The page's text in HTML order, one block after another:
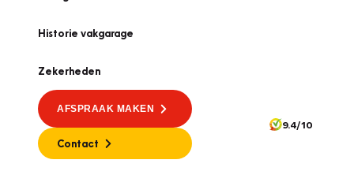
Historie vakgarage
Zekerheden
AFSPRAAK MAKEN
Contact
9.4/10